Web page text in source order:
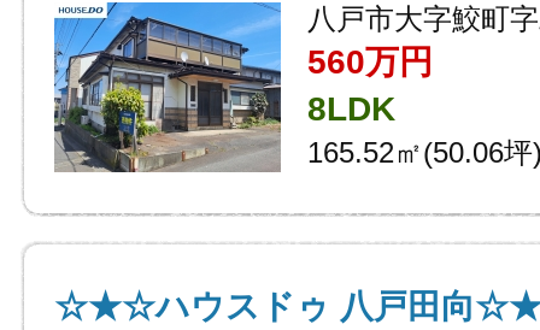
八戸市大字鮫町
560万円
8LDK
165.52㎡(50.06坪
☆★☆ハウスドゥ 八戸田向